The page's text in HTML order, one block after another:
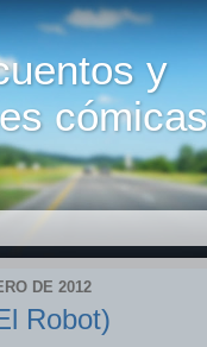
y
DE 2012
Robot)